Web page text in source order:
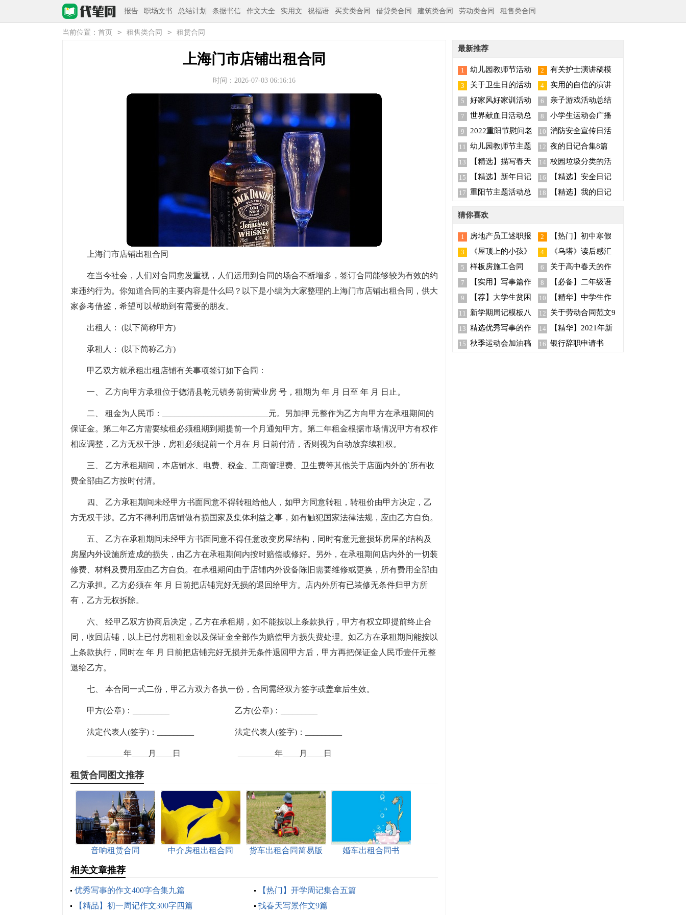
报告 职场文书 总结计划 条据书信 作文大全 实用文 祝福语 买卖类合同 借贷类合同 建筑类合同 劳动类合同 租售类合同
当前位置： 首页 > 租售类合同 > 租赁合同
上海门市店铺出租合同
时间：2026-07-03 06:16:16
上海门市店铺出租合同
在当今社会，人们对合同愈发重视，人们运用到合同的场合不断增多，签订合同能够较为有效的约
束违约行为。你知道合同的主要内容是什么吗？以下是小编为大家整理的上海门市店铺出租合同，供大
家参考借鉴，希望可以帮助到有需要的朋友。
出租人： (以下简称甲方)
承租人： (以下简称乙方)
甲乙双方就承租出租店铺有关事项签订如下合同：
一、 乙方向甲方承租位于德清县乾元镇务前街营业房 号，租期为 年 月 日至 年 月 日止。
二、 租金为人民币：__________________________元。另加押 元整作为乙方向甲方在承租期间的
保证金。第二年乙方需要续租必须租期到期提前一个月通知甲方。第二年租金根据市场情况甲方有权作
相应调整，乙方无权干涉，房租必须提前一个月在 月 日前付清，否则视为自动放弃续租权。
三、 乙方承租期间，本店铺水、电费、税金、工商管理费、卫生费等其他关于店面内外的`所有收
费全部由乙方按时付清。
四、 乙方承租期间未经甲方书面同意不得转租给他人，如甲方同意转租，转租价由甲方决定，乙
方无权干涉。乙方不得利用店铺做有损国家及集体利益之事，如有触犯国家法律法规，应由乙方自负。
五、 乙方在承租期间未经甲方书面同意不得任意改变房屋结构，同时有意无意损坏房屋的结构及
房屋内外设施所造成的损失，由乙方在承租期间内按时赔偿或修好。另外，在承租期间店内外的一切装
修费、材料及费用应由乙方自负。在承租期间由于店铺内外设备陈旧需要维修或更换，所有费用全部由
乙方承担。乙方必须在 年 月 日前把店铺完好无损的退回给甲方。店内外所有已装修无条件归甲方所
有，乙方无权拆除。
六、 经甲乙双方协商后决定，乙方在承租期，如不能按以上条款执行，甲方有权立即提前终止合
同，收回店铺，以上已付房租租金以及保证金全部作为赔偿甲方损失费处理。如乙方在承租期间能按以
上条款执行，同时在 年 月 日前把店铺完好无损并无条件退回甲方后，甲方再把保证金人民币壹仟元整
退给乙方。
七、 本合同一式二份，甲乙方双方各执一份，合同需经双方签字或盖章后生效。
甲方(公章)：_________ 乙方(公章)：_________
法定代表人(签字)：_________ 法定代表人(签字)：_________
_________年____月____日 _________年____月____日
租赁合同图文推荐
音响租赁合同 中介房租出租合同 货车出租合同简易版 婚车出租合同书
相关文章推荐
优秀写事的作文400字合集九篇
【热门】开学周记集合五篇
【精品】初一周记作文300字四篇
找春天写景作文9篇
最新推荐
1
幼儿园教师节活动
总结
2
有关护士演讲稿模
板集合6篇
3
关于卫生日的活动
总结
4
实用的自信的演讲
稿模板汇编五篇
5
好家风好家训活动
总结
6 亲子游戏活动总结
7
世界献血日活动总
结15篇
8
小学生运动会广播
稿
9
2022重阳节慰问老
人活动总结（精选5
篇）
10 消防安全宣传日活
动总结
11
幼儿园教师节主题
活动总结
12 夜的日记合集8篇
13
【精选】描写春天
的日记四篇
14 校园垃圾分类的活
动总结
15
【精选】新年日记
合集四篇
16
【精选】安全日记
三篇
17 重阳节主题活动总
18
【精选】我的日记
猜你喜欢
1
房地产员工述职报
告
2
【热门】初中寒假
日记
3
《屋顶上的小孩》
读后感
4
《乌塔》读后感汇
编15篇
5 样板房施工合同 6
关于高中春天的作
文集锦六篇
7
【实用】写事篇作
文400字三篇
8
【必备】二年级语
文作文四篇
9
【荐】大学生贫困
助学金申请书
10
【精华】中学生作
文400字四篇
11
新学期周记模板八
篇
12
关于劳动合同范文9
篇
13 精选优秀写事的作
文汇总6篇
14
【精华】2021年新
年微信祝福语集合49句
15 秋季运动会加油稿
16 银行辞职申请书